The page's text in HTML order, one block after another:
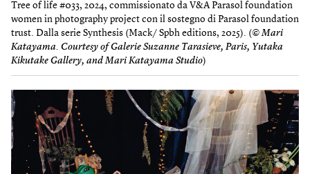
Tree of life #033, 2024, commissionato da V&A Parasol foundation
women in photography project con il sostegno di Parasol foundation
trust. Dalla serie Synthesis (Mack/ Spbh editions, 2025). (© Mari
Katayama. Courtesy of Galerie Suzanne Tarasieve, Paris, Yutaka
Kikutake Gallery, and Mari Katayama Studio)